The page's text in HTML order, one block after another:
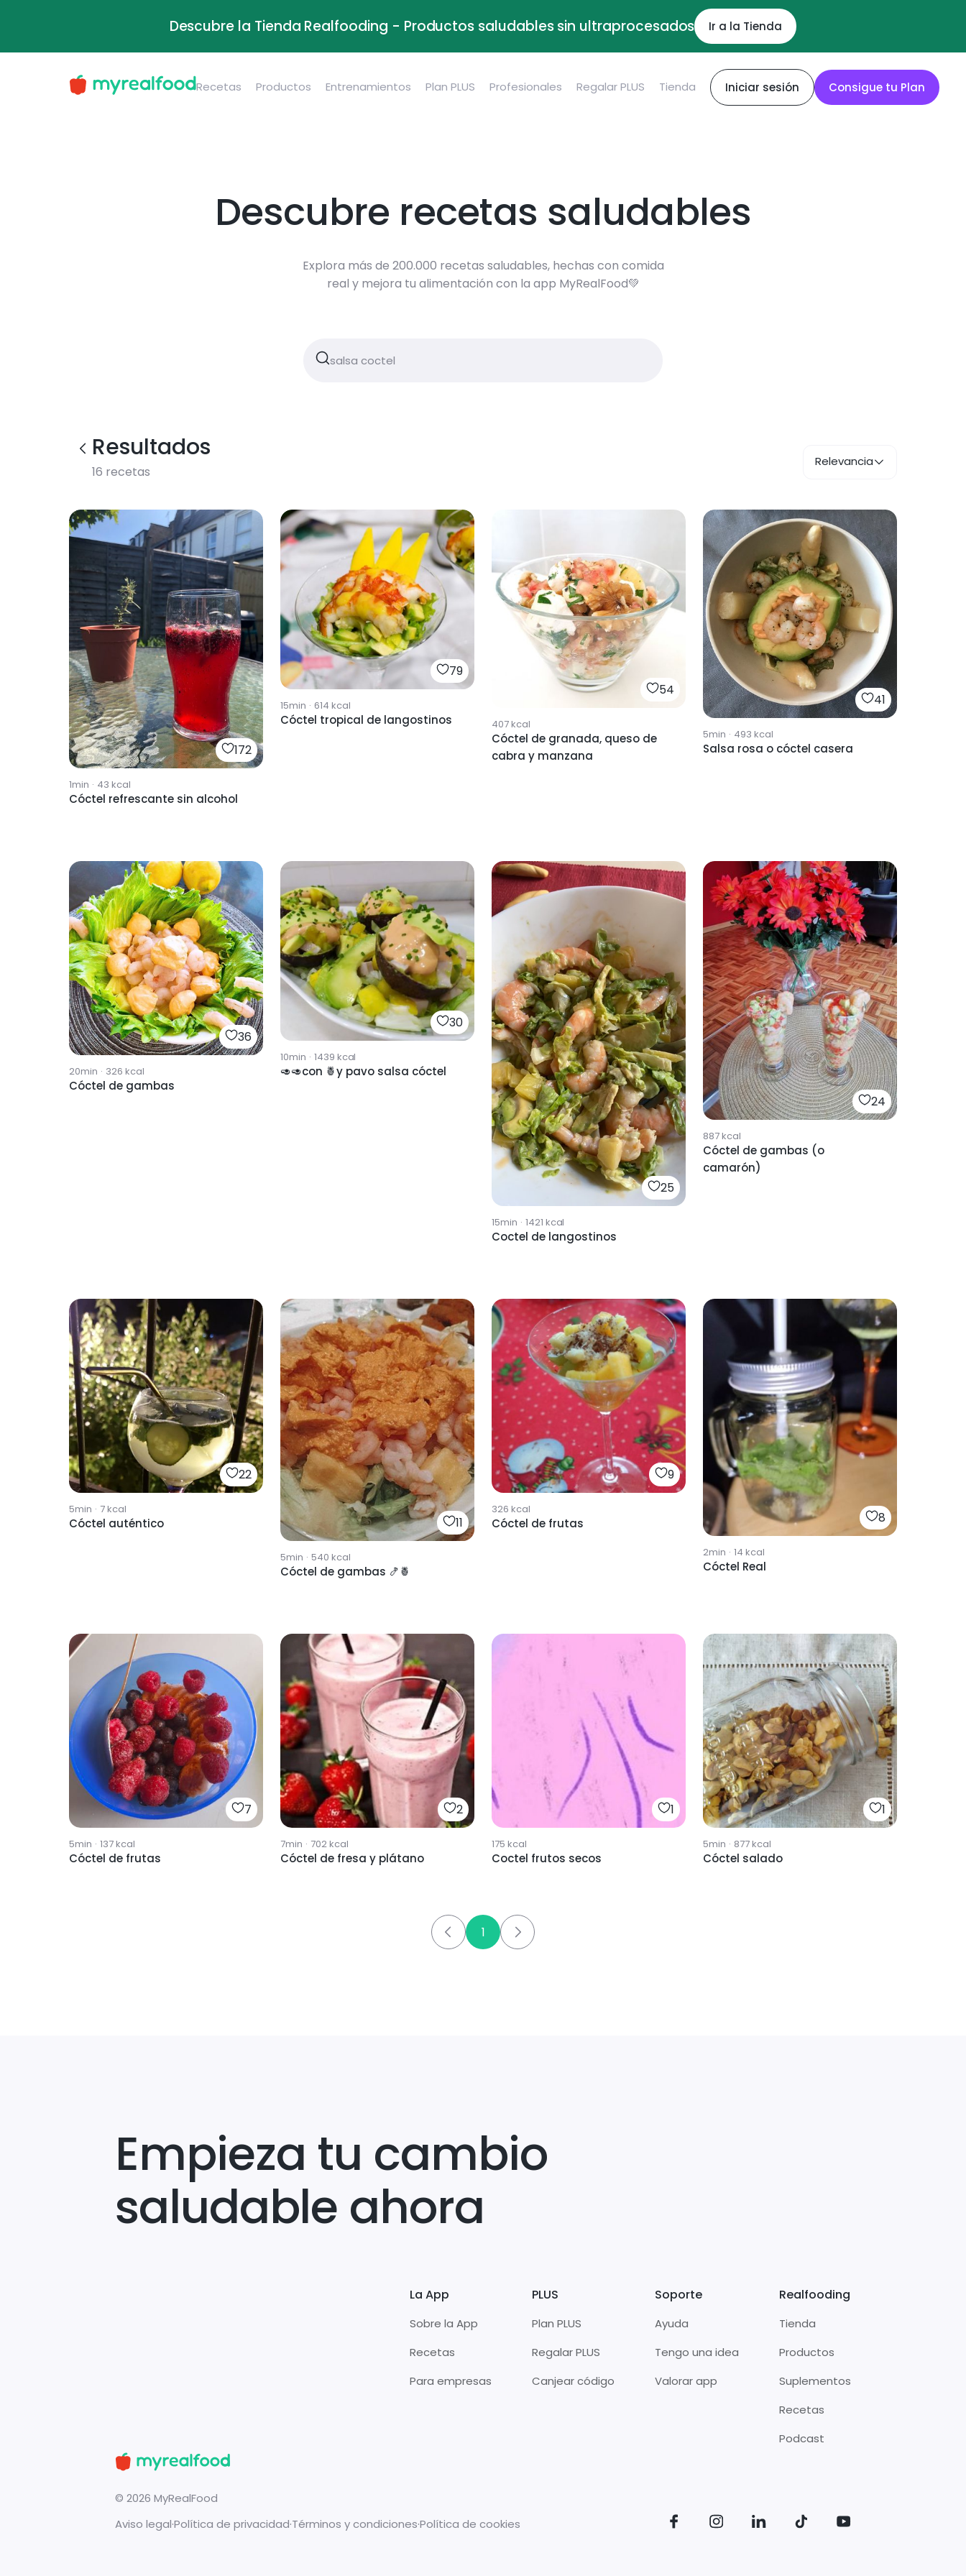
Descubre la Tienda Realfooding - Productos saludables sin ultraprocesados Ir a la Tienda
Recetas Productos Entrenamientos Plan PLUS Profesionales Regalar PLUS Tienda Iniciar sesión Consigue tu Plan
Descubre recetas saludables
Explora más de 200.000 recetas saludables, hechas con comida
real y mejora tu alimentación con la app MyRealFood💚
Resultados
16 recetas
Relevancia
172
1min · 43 kcal
Cóctel refrescante sin alcohol
79
15min · 614 kcal
Cóctel tropical de langostinos
54
407kcal
Cóctel de granada, queso de
cabra y manzana
41
5min · 493 kcal
Salsa rosa o cóctel casera
36
20min · 326 kcal
Cóctel de gambas
30
10min · 1439 kcal
🥑🥑con 🍍y pavo salsa cóctel
25
15min · 1421 kcal
Coctel de langostinos
24
887kcal
Cóctel de gambas (o
camarón)
22
5min · 7kcal
Cóctel auténtico 11
5min · 540 kcal
Cóctel de gambas 🍤🍍
9
326 kcal
Cóctel de frutas 8
2min · 14 kcal
Cóctel Real
7
5min · 137kcal
Cóctel de frutas
2
7min · 702kcal
Cóctel de fresa y plátano
1
175 kcal
Coctel frutos secos
1
5min · 877kcal
Cóctel salado
1
Empieza tu cambio
saludable ahora
La App
Sobre la App
Recetas
Para empresas
PLUS
Plan PLUS
Regalar PLUS
Canjear código
Soporte
Ayuda
Tengo una idea
Valorar app
Realfooding
Tienda
Productos
Suplementos
Recetas
Podcast
© 2026 MyRealFood
Aviso legal·Política de privacidad·Términos y condiciones·Política de cookies